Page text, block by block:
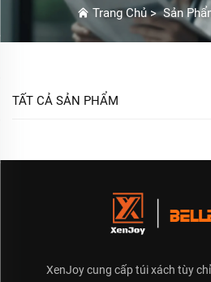
Trang Chủ>Sản
TẤT CẢ SẢN PHẨM
XenJoy cung cấp túi xách tùy